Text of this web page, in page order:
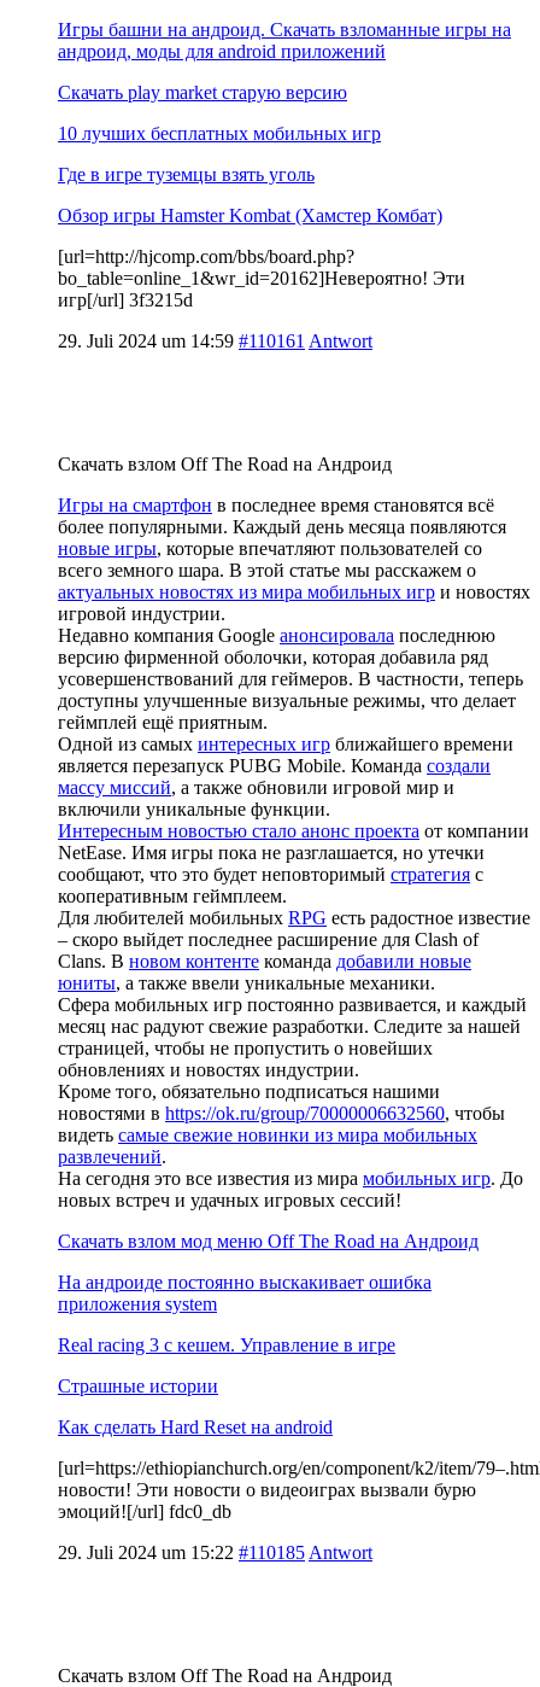
Игры башни на андроид. Скачать взломанные игры на
андроид, моды для android приложений
Скачать play market старую версию
10 лучших бесплатных мобильных игр
Где в игре туземцы взять уголь
Обзор игры Hamster Kombat (Хамстер Комбат)
[url=http://hjcomp.com/bbs/board.php?
bo_table=online_1&wr_id=20162]Невероятно! Эти
игр[/url] 3f3215d
29. Juli 2024 um 14:59 #110161 Antwort
Скачать взлом Off The Road на Андроид
Игры на смартфон в последнее время становятся всё
более популярными. Каждый день месяца появляются
новые игры, которые впечатляют пользователей со
всего земного шара. В этой статье мы расскажем о
актуальных новостях из мира мобильных игр и новостях
игровой индустрии.
Недавно компания Google анонсировала последнюю
версию фирменной оболочки, которая добавила ряд
усовершенствований для геймеров. В частности, теперь
доступны улучшенные визуальные режимы, что делает
геймплей ещё приятным.
Одной из самых интересных игр ближайшего времени
является перезапуск PUBG Mobile. Команда создали
массу миссий, а также обновили игровой мир и
включили уникальные функции.
Интересным новостью стало анонс проекта от компании
NetEase. Имя игры пока не разглашается, но утечки
сообщают, что это будет неповторимый стратегия с
кооперативным геймплеем.
Для любителей мобильных RPG есть радостное известие
– скоро выйдет последнее расширение для Clash of
Clans. В новом контенте команда добавили новые
юниты, а также ввели уникальные механики.
Сфера мобильных игр постоянно развивается, и каждый
месяц нас радуют свежие разработки. Следите за нашей
страницей, чтобы не пропустить о новейших
обновлениях и новостях индустрии.
Кроме того, обязательно подписаться нашими
новостями в https://ok.ru/group/70000006632560, чтобы
видеть самые свежие новинки из мира мобильных
развлечений.
На сегодня это все известия из мира мобильных игр. До
новых встреч и удачных игровых сессий!
Скачать взлом мод меню Off The Road на Андроид
На андроиде постоянно выскакивает ошибка
приложения system
Real racing 3 c кешем. Управление в игре
Страшные истории
Как сделать Hard Reset на android
[url=https://ethiopianchurch.org/en/component/k2/item/
новости! Эти новости о видеоиграх вызвали бурю
эмоций![/url] fdc0_db
29. Juli 2024 um 15:22 #110185 Antwort
Скачать взлом Off The Road на Андроид